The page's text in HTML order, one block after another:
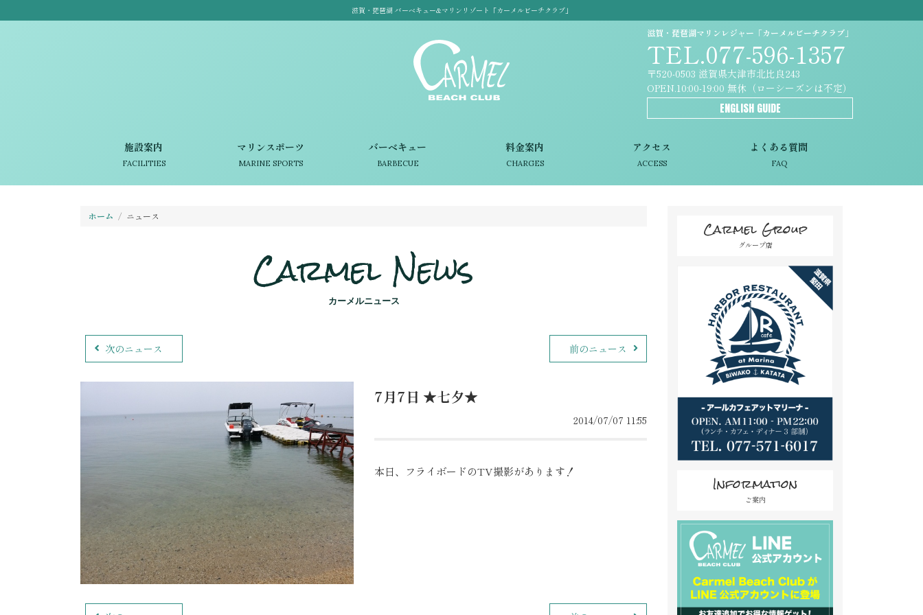
滋賀・琵琶湖 バーベキュー&マリンリゾート「カーメルビーチクラブ」
施設案内
FACILITIES
マリンスポーツ
MARINE SPORTS
バーベキュー
BARBECUE
料金案内
CHARGES
アクセス
ACCESS
よくある質問
FAQ
滋賀・琵琶湖マリンレジャー「カーメルビーチクラブ」
TEL.077-596-1357
〒520-0503 滋賀県大津市北比良243
OPEN.10:00-19:00 無休（ローシーズンは不定）
ENGLISH GUIDE
ホーム ニュース
Carmel News
カーメルニュース
次のニュース 前のニュース
7月7日 ★七夕★
2014/07/07 11:55
本日、フライボードのTV撮影があります！
Carmel Group
グループ店
Information
ご案内